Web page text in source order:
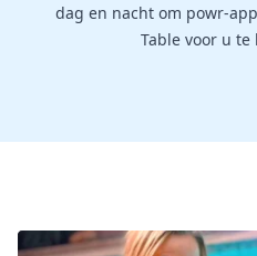
dag en nacht om powr-
Table voor u te